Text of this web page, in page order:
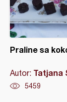
Praline sa
Autor: Tatjana
5459